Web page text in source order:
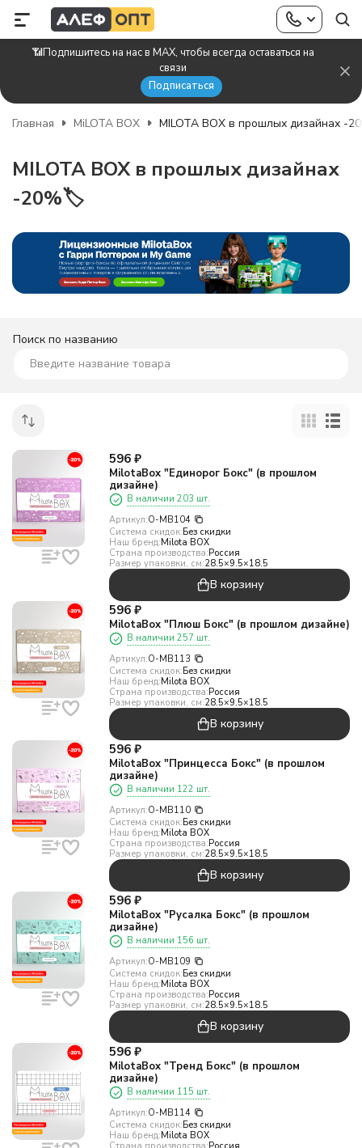
📶Подпишитесь на нас в MAX, чтобы всегда оставаться на
связи
Подписаться
Главная MiLOTA BOX MILOTA BOX в прошлых дизайнах -
MILOTA BOX в прошлых дизайнах
-20%🏷️
Поиск по названию
596 ₽
MilotaBox "Единорог Бокс" (в прошлом
дизайне)
В наличии 203 шт.
Артикул:O-MB104
Система скидок:Без скидки
Наш бренд:Milota BOX
Страна производства:Россия
Размер упаковки, см:28.5×9.5×18.5
В корзину
596 ₽
MilotaBox "Плюш Бокс" (в прошлом дизайне)
В наличии 257 шт.
Артикул:O-MB113
Система скидок:Без скидки
Наш бренд:Milota BOX
Страна производства:Россия
Размер упаковки, см:28.5×9.5×18.5
В корзину
596 ₽
MilotaBox "Принцесса Бокс" (в прошлом
дизайне)
В наличии 122 шт.
Артикул:O-MB110
Система скидок:Без скидки
Наш бренд:Milota BOX
Страна производства:Россия
Размер упаковки, см:28.5×9.5×18.5
В корзину
596 ₽
MilotaBox "Русалка Бокс" (в прошлом
дизайне)
В наличии 156 шт.
Артикул:O-MB109
Система скидок:Без скидки
Наш бренд:Milota BOX
Страна производства:Россия
Размер упаковки, см:28.5×9.5×18.5
В корзину
596 ₽
MilotaBox "Тренд Бокс" (в прошлом
дизайне)
В наличии 115 шт.
Артикул:O-MB114
Система скидок:Без скидки
Наш бренд:Milota BOX